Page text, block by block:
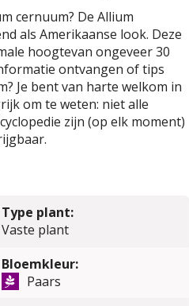
cernuum? De Allium
als Amerikaanse look. Deze
hoogtevan ongeveer 30
ontvangen of tips
Je bent van harte welkom in
om te weten: niet alle
zijn (op elk moment)
Type plant:
Vaste plant
Bloemkleur:
Paars